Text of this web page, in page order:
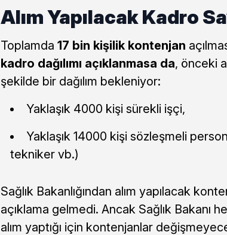
Alım Yapılacak Kadro
Toplamda 17 bin kişilik kontenjan
kadro dağılımı açıklanmasa da, önceki
şekilde bir dağılım bekleniyor:
Yaklaşık 4000 kişi sürekli işçi,
Yaklaşık 14000 kişi sözleşmeli
tekniker vb.)
Sağlık Bakanlığından alım yapılacak
açıklama gelmedi. Ancak Sağlık Bakanı
alım yaptığı için kontenjanlar